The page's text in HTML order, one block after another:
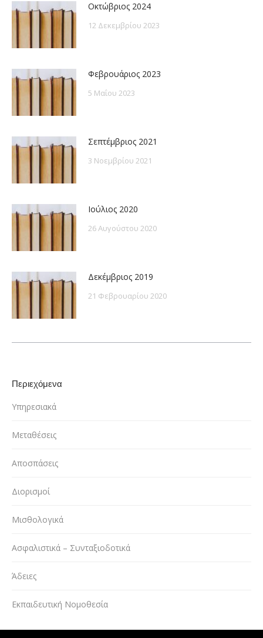
Οκτώβριος 2024
12 Δεκεμβρίου 2023
Φεβρουάριος 2023
5 Μαΐου 2023
Σεπτέμβριος 2021
3 Νοεμβρίου 2021
Ιούλιος 2020
26 Αυγούστου 2020
Δεκέμβριος 2019
21 Φεβρουαρίου 2020
Περιεχόμενα
Υπηρεσιακά
Μεταθέσεις
Αποσπάσεις
Διορισμοί
Μισθολογικά
Ασφαλιστικά – Συνταξιοδοτικά
Άδειες
Εκπαιδευτική Νομοθεσία